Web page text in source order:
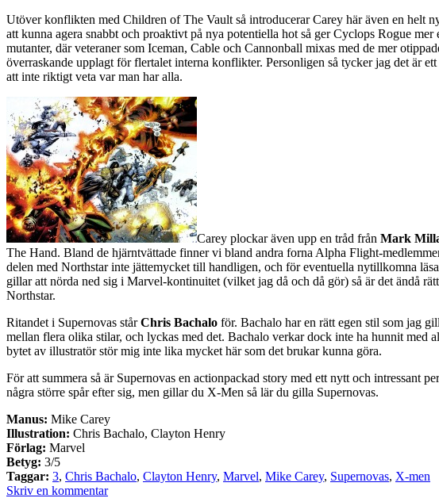
Utöver konflikten med Children of The Vault så introducerar Carey här även en helt
att kunna agera snabbt och proaktivt på nya potentiella hot så ger Cyclops Rogue
mutanter, där veteraner som Iceman, Cable och Cannonball mixas med de mer
överraskande upplagt för flertalet interna konflikter. Personligen så tycker jag det är
att inte riktigt veta var man har alla.
Carey plockar även upp en tråd från Mark
The Hand. Bland de hjärntvättade finner vi bland andra forna Alpha Flight-
delen med Northstar inte jättemycket till handligen, och för eventuella nytillkomna
gillar att nörda ned sig i Marvel-kontinuitet (vilket jag då och då gör) så är det ändå
Northstar.
Ritandet i Supernovas stårChris Bachalo för. Bachalo har en rätt egen stil som jag
mellan flera olika stilar, och lyckas med det. Bachalo verkar dock inte ha hunnit med
bytet av illustratör stör mig inte lika mycket här som det brukar kunna göra.
För att summera så är Supernovas en actionpackad story med ett nytt och intressant
några större spår efter sig, men gillar du X-Men så lär du gilla Supernovas.
Manus: Mike Carey
Illustration: Chris Bachalo, Clayton Henry
Förlag: Marvel
Betyg: 3/5
Taggar: 3, Chris Bachalo, Clayton Henry, Marvel, Mike Carey, Supernovas, X-men
Skriv en kommentar